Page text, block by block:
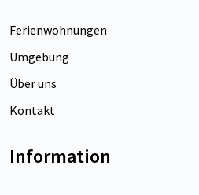
Ferienwohnungen
Umgebung
Über uns
Kontakt
Information